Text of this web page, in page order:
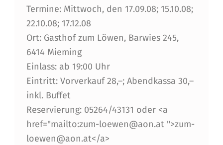
A
S
T
I
N
M
I
E
Termine: Mittwoch, den 17.09.08; 15.10.08;
22.10.08; 17.12.08
Ort: Gasthof zum Löwen, Barwies 245,
6414 Mieming
Einlass: ab 19:00 Uhr
Eintritt: Vorverkauf 28,–; Abendkassa 30,–
inkl. Buffet
Reservierung: 05264/43131 oder <a
href="mailto:zum-loewen@aon.at ">zum-
loewen@aon.at</a>